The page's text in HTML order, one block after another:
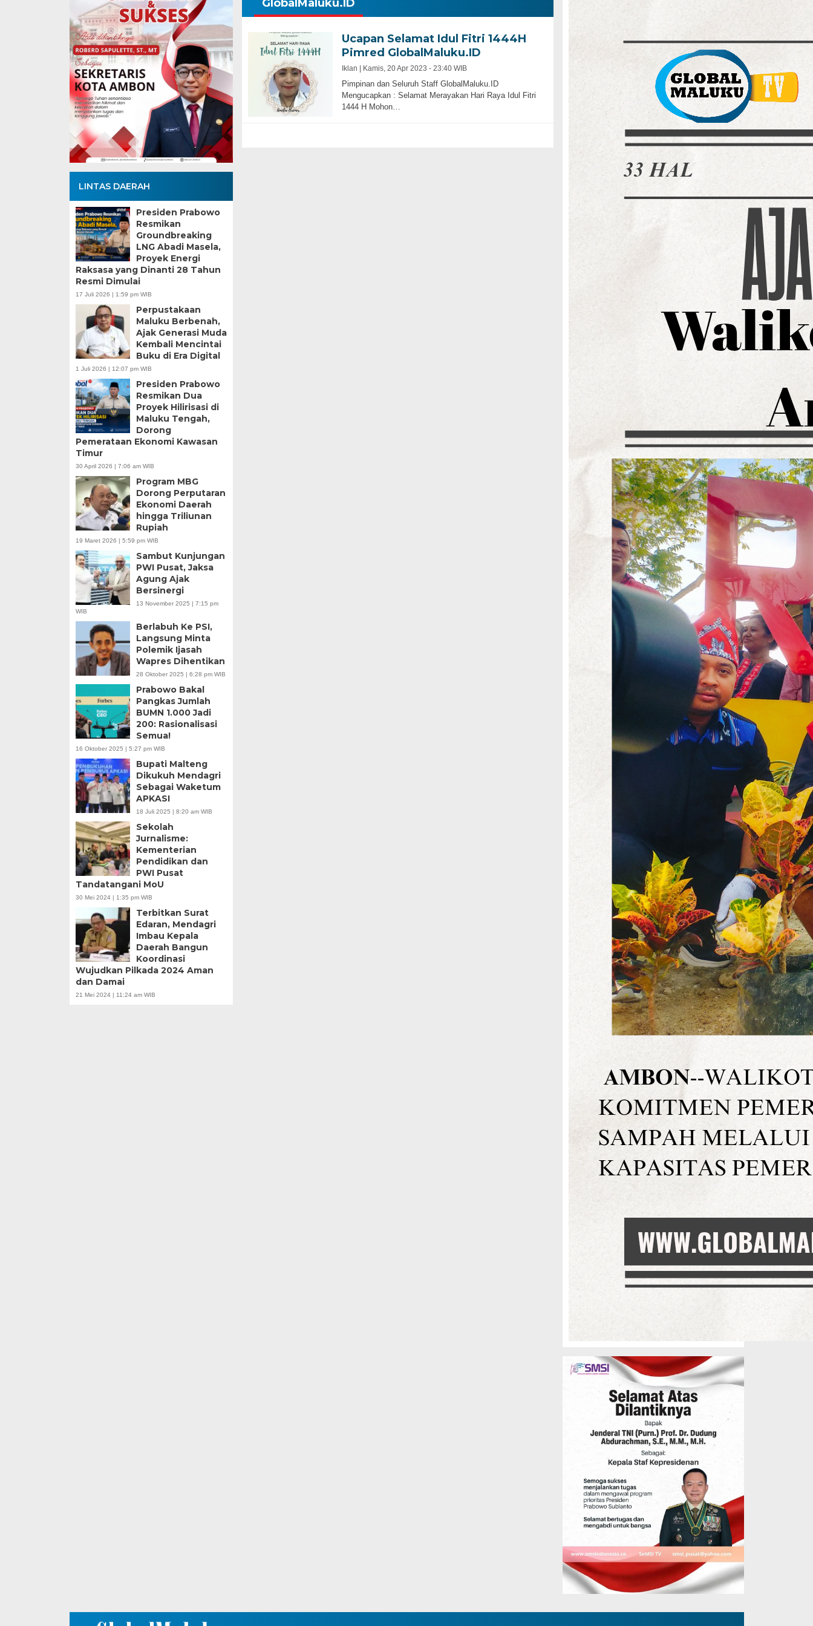
LINTAS DAERAH
Presiden Prabowo
Resmikan
Groundbreaking
LNG Abadi Masela,
Proyek Energi
Raksasa yang Dinanti 28 Tahun
Resmi Dimulai
17 Juli 2026 | 1:59 pm WIB
Perpustakaan
Maluku Berbenah,
Ajak Generasi Muda
Kembali Mencintai
Buku di Era Digital
1 Juli 2026 | 12:07 pm WIB
Presiden Prabowo
Resmikan Dua
Proyek Hilirisasi di
Maluku Tengah,
Dorong
Pemerataan Ekonomi Kawasan
Timur
30 April 2026 | 7:06 am WIB
Program MBG
Dorong Perputaran
Ekonomi Daerah
hingga Triliunan
Rupiah
19 Maret 2026 | 5:59 pm WIB
Sambut Kunjungan
PWI Pusat, Jaksa
Agung Ajak
Bersinergi
13 November 2025 | 7:15 pm
WIB
Berlabuh Ke PSI,
Langsung Minta
Polemik Ijasah
Wapres Dihentikan
28 Oktober 2025 | 6:28 pm WIB
Prabowo Bakal
Pangkas Jumlah
BUMN 1.000 Jadi
200: Rasionalisasi
Semua!
16 Oktober 2025 | 5:27 pm WIB
Bupati Malteng
Dikukuh Mendagri
Sebagai Waketum
APKASI
18 Juli 2025 | 8:20 am WIB
Sekolah
Jurnalisme:
Kementerian
Pendidikan dan
PWI Pusat
Tandatangani MoU
30 Mei 2024 | 1:35 pm WIB
Terbitkan Surat
Edaran, Mendagri
Imbau Kepala
Daerah Bangun
Koordinasi
Wujudkan Pilkada 2024 Aman
dan Damai
21 Mei 2024 | 11:24 am WIB
GlobalMaluku.ID
Ucapan Selamat Idul Fitri 1444H
Pimred GlobalMaluku.ID
Iklan | Kamis, 20 Apr 2023 - 23:40 WIB
Pimpinan dan Seluruh Staff GlobalMaluku.ID
Mengucapkan : Selamat Merayakan Hari Raya Idul Fitri
1444 H Mohon…